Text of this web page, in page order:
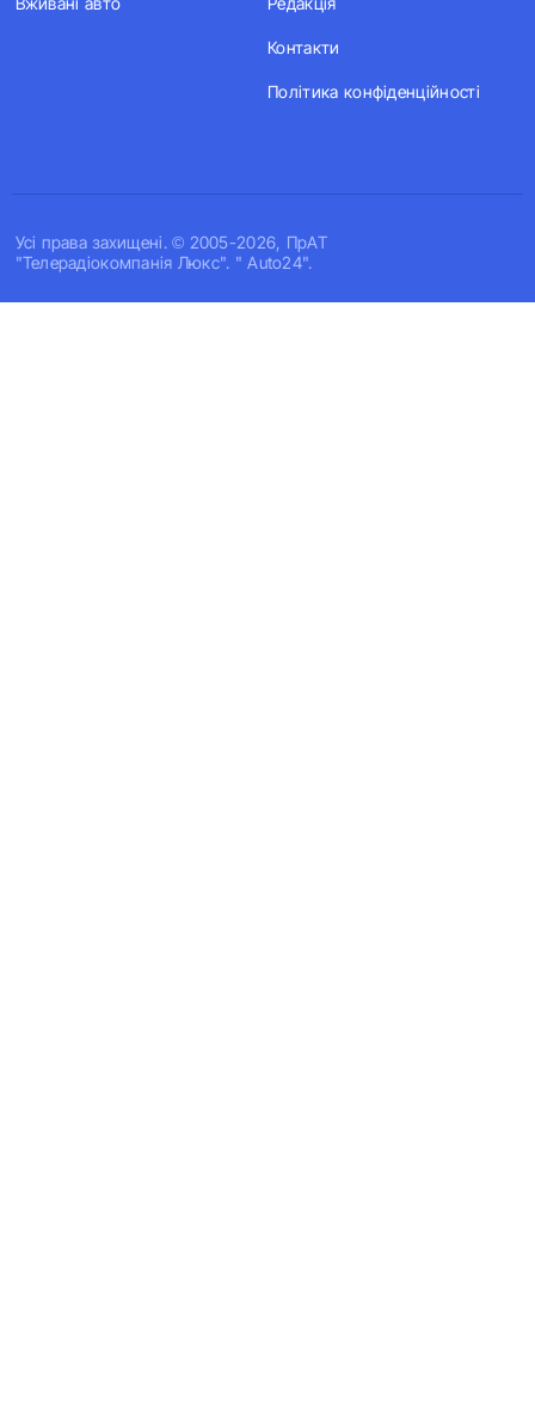
Усi права захищенi. © 2005-2026, ПрАТ
"Телерадіокомпанія Люкс". " Auto24".
Контакти
Політика конфіденційності